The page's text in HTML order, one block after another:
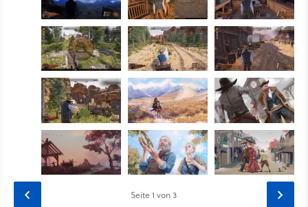
Seite1 von 3